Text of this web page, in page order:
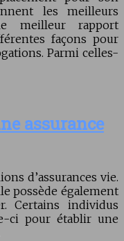
les meilleurs
meilleur rapport
façons pour
Parmi celles-
assurance
d’assurances vie.
possède également
Certains individus
ci pour établir une